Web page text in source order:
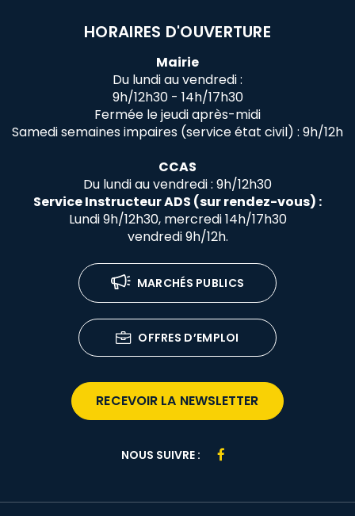
HORAIRES D'OUVERTURE
Mairie
Du lundi au vendredi :
9h/12h30 - 14h/17h30
Fermée le jeudi après-midi
Samedi semaines impaires (service état civil) : 9h/12h
CCAS
Du lundi au vendredi : 9h/12h30
Service Instructeur ADS (sur rendez-vous) :
Lundi 9h/12h30, mercredi 14h/17h30
vendredi 9h/12h.
MARCHÉS PUBLICS
OFFRES D’EMPLOI
RECEVOIR LA NEWSLETTER
NOUS SUIVRE :